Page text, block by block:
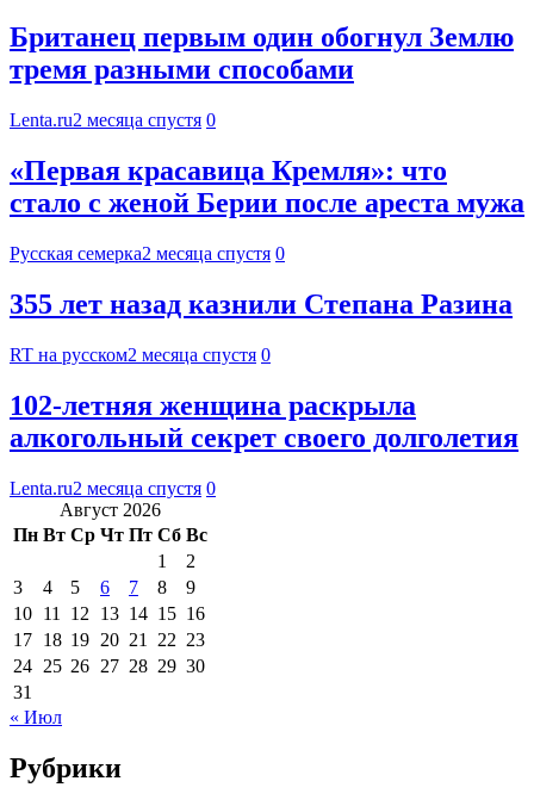
Британец первым один обогнул Землю
тремя разными способами
Lenta.ru2 месяца спустя 0
«Первая красавица Кремля»: что
стало с женой Берии после ареста мужа
Русская семерка2 месяца спустя 0
355 лет назад казнили Степана Разина
RT на русском2 месяца спустя 0
102-летняя женщина раскрыла
алкогольный секрет своего долголетия
Lenta.ru2 месяца спустя 0
Август 2026
Пн Вт Ср Чт Пт Сб Вс
1
2
3
4 5 6 7 8
9
10 11 12 13 14 15 16
17 18 19 20 21 22 23
24 25 26 27 28 29 30
31
« Июл
Рубрики